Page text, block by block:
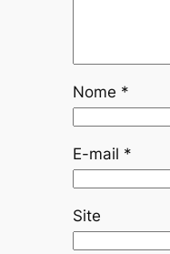
Nome *
E-mail *
Site